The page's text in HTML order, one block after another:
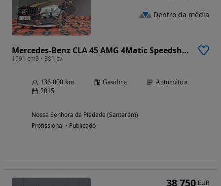
Mercedes-Benz CLA 45 AMG 4Matic Speedshift DCT 7G
1991 cm3 • 381 cv
136 000 km Gasolina
Automática
2015
Nossa Senhora da Piedade (Santarém)
Profissional • Publicado
Dentro da média
38 750 EUR